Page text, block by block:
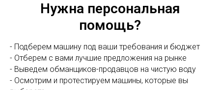
Нужна персональная
помощь?
- Подберем машину под ваши требования и бюджет
- Отберем с вами лучшие предложения на рынке
- Выведем обманщиков-продавцов на чистую воду
- Осмотрим и протестируем машины, которые вы